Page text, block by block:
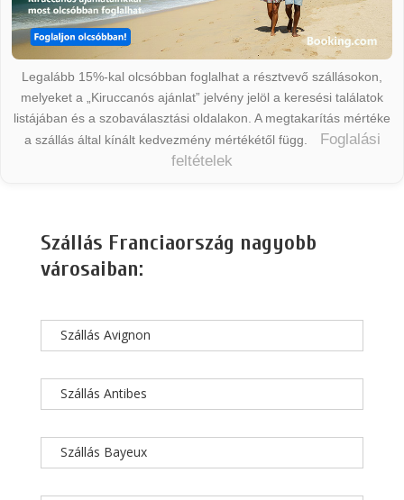
Legalább 15%-kal olcsóbban foglalhat a résztvevő szállásokon,
melyeket a „Kiruccanós ajánlat” jelvény jelöl a keresési találatok
listájában és a szobaválasztási oldalakon. A megtakarítás mértéke
a szállás által kínált kedvezmény mértékétől függ.
Foglalási
feltételek
Szállás Franciaország nagyobb
városaiban:
Szállás Avignon
Szállás Antibes
Szállás Bayeux